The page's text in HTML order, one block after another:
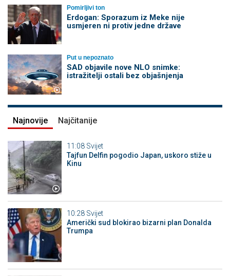
Pomirljivi ton
Erdogan: Sporazum iz Meke nije
usmjeren ni protiv jedne države
Put u nepoznato
SAD objavile nove NLO snimke:
istražitelji ostali bez objašnjenja
Najnovije Najčitanije
11:08 Svijet
Tajfun Delfin pogodio Japan, uskoro stiže u
Kinu
10:28 Svijet
Američki sud blokirao bizarni plan Donalda
Trumpa